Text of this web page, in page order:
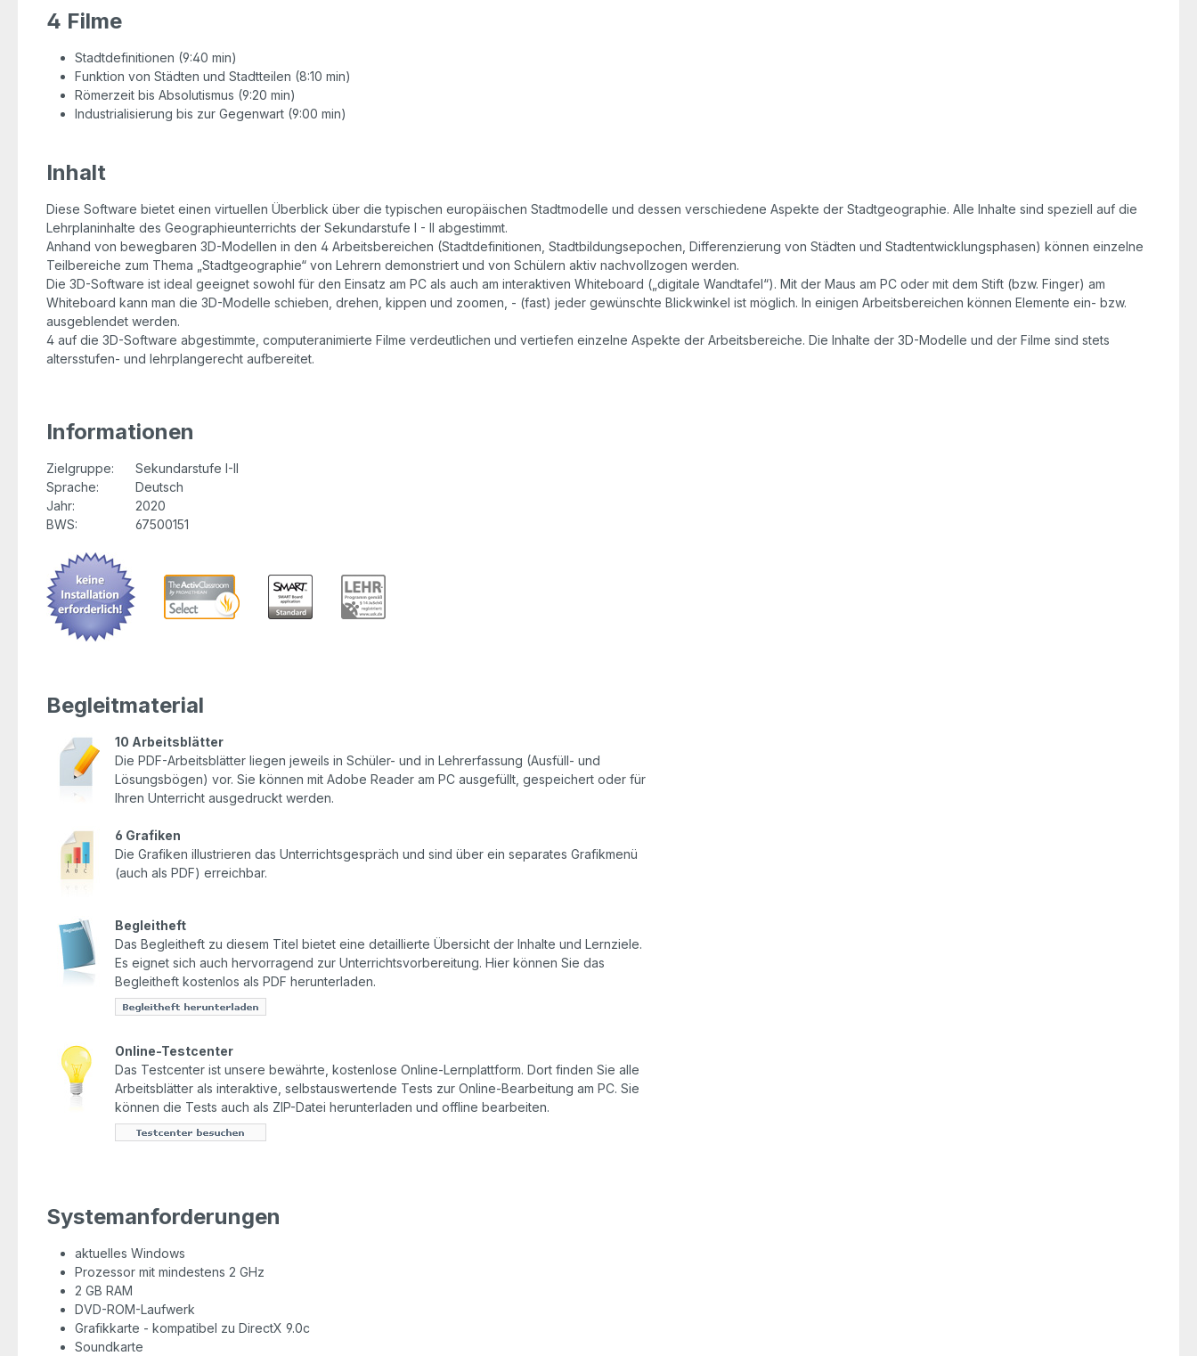
4 Filme
Stadtdefinitionen (9:40 min)
Funktion von Städten und Stadtteilen (8:10 min)
Römerzeit bis Absolutismus (9:20 min)
Industrialisierung bis zur Gegenwart (9:00 min)
Inhalt
Diese Software bietet einen virtuellen Überblick über die typischen europäischen Stadtmodelle und dessen verschiedene Aspekte der Stadtgeographie. Alle Inhalte sind speziell auf die
Lehrplaninhalte des Geographieunterrichts der Sekundarstufe I - II abgestimmt.
Anhand von bewegbaren 3D-Modellen in den 4 Arbeitsbereichen (Stadtdefinitionen, Stadtbildungsepochen, Differenzierung von Städten und Stadtentwicklungsphasen) können einzelne
Teilbereiche zum Thema „Stadtgeographie“ von Lehrern demonstriert und von Schülern aktiv nachvollzogen werden.
Die 3D-Software ist ideal geeignet sowohl für den Einsatz am PC als auch am interaktiven Whiteboard („digitale Wandtafel“). Mit der Maus am PC oder mit dem Stift (bzw. Finger) am
Whiteboard kann man die 3D-Modelle schieben, drehen, kippen und zoomen, - (fast) jeder gewünschte Blickwinkel ist möglich. In einigen Arbeitsbereichen können Elemente ein- bzw.
ausgeblendet werden.
4 auf die 3D-Software abgestimmte, computeranimierte Filme verdeutlichen und vertiefen einzelne Aspekte der Arbeitsbereiche. Die Inhalte der 3D-Modelle und der Filme sind stets
altersstufen- und lehrplangerecht aufbereitet.
Informationen
Zielgruppe:
Sekundarstufe I-II
Sprache:
Deutsch
Jahr:
2020
BWS:
67500151
Begleitmaterial
10 Arbeitsblätter
Die PDF-Arbeitsblätter liegen jeweils in Schüler- und in Lehrerfassung (Ausfüll- und
Lösungsbögen) vor. Sie können mit Adobe Reader am PC ausgefüllt, gespeichert oder für
Ihren Unterricht ausgedruckt werden.
6 Grafiken
Die Grafiken illustrieren das Unterrichtsgespräch und sind über ein separates Grafikmenü
(auch als PDF) erreichbar.
Begleitheft
Das Begleitheft zu diesem Titel bietet eine detaillierte Übersicht der Inhalte und Lernziele.
Es eignet sich auch hervorragend zur Unterrichtsvorbereitung. Hier können Sie das
Begleitheft kostenlos als PDF herunterladen.
Online-Testcenter
Das Testcenter ist unsere bewährte, kostenlose Online-Lernplattform. Dort finden Sie alle
Arbeitsblätter als interaktive, selbstauswertende Tests zur Online-Bearbeitung am PC. Sie
können die Tests auch als ZIP-Datei herunterladen und offline bearbeiten.
Systemanforderungen
aktuelles Windows
Prozessor mit mindestens 2 GHz
2 GB RAM
DVD-ROM-Laufwerk
Grafikkarte - kompatibel zu DirectX 9.0c
Soundkarte